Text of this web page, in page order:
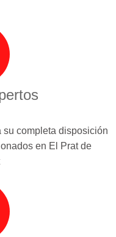
su completa disposición
en El Prat de